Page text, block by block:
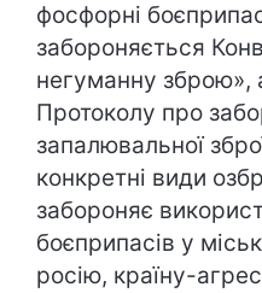
фосфорні
забороняється
негуманну зброю»,
Протоколу про
запалювальної
конкретні види
забороняє
боєприпасів у
росію, країну-